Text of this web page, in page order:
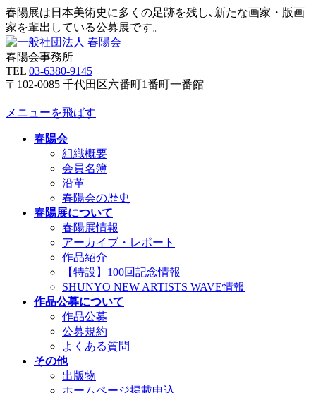
春陽展は日本美術史に多くの足跡を残し､新たな画家・版画
家を輩出している公募展です。
春陽会事務所
TEL 03-6380-9145
〒102-0085 千代田区六番町1番町一番館
メニューを飛ばす
春陽会
組織概要
会員名簿
沿革
春陽会の歴史
春陽展について
春陽展情報
アーカイブ・レポート
作品紹介
【特設】100回記念情報
SHUNYO NEW ARTISTS WAVE情報
作品公募について
作品公募
公募規約
よくある質問
その他
出版物
ホームページ掲載申込